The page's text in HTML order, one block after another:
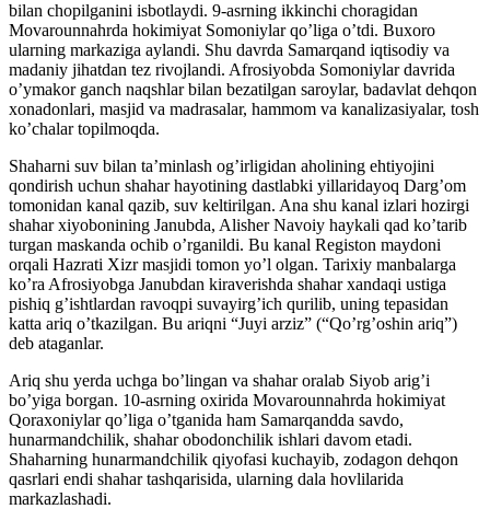
bilan chopilganini isbotlaydi. 9-asrning ikkinchi choragidan
Movarounnahrda hokimiyat Somoniylar qo’liga o’tdi. Buxoro
ularning markaziga aylandi. Shu davrda Samarqand iqtisodiy va
madaniy jihatdan tez rivojlandi. Afrosiyobda Somoniylar davrida
o’ymakor ganch naqshlar bilan bezatilgan saroylar, badavlat dehqon
xonadonlari, masjid va madrasalar, hammom va kanalizasiyalar, tosh
ko’chalar topilmoqda.
Shaharni suv bilan ta’minlash og’irligidan aholining ehtiyojini
qondirish uchun shahar hayotining dastlabki yillaridayoq Darg’om
tomonidan kanal qazib, suv keltirilgan. Ana shu kanal izlari hozirgi
shahar xiyobonining Janubda, Alisher Navoiy haykali qad ko’tarib
turgan maskanda ochib o’rganildi. Bu kanal Registon maydoni
orqali Hazrati Xizr masjidi tomon yo’l olgan. Tarixiy manbalarga
ko’ra Afrosiyobga Janubdan kiraverishda shahar xandaqi ustiga
pishiq g’ishtlardan ravoqpi suvayirg’ich qurilib, uning tepasidan
katta ariq o’tkazilgan. Bu ariqni “Juyi arziz” (“Qo’rg’oshin ariq”)
deb ataganlar.
Ariq shu yerda uchga bo’lingan va shahar oralab Siyob arig’i
bo’yiga borgan. 10-asrning oxirida Movarounnahrda hokimiyat
Qoraxoniylar qo’liga o’tganida ham Samarqandda savdo,
hunarmandchilik, shahar obodonchilik ishlari davom etadi.
Shaharning hunarmandchilik qiyofasi kuchayib, zodagon dehqon
qasrlari endi shahar tashqarisida, ularning dala hovlilarida
markazlashadi.